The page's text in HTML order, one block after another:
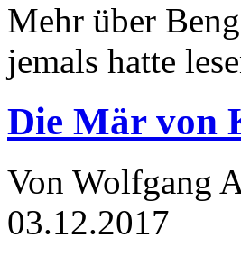
Mehr über
jemals hatte
Die Mär von
Von Wolfgang
03.12.2017